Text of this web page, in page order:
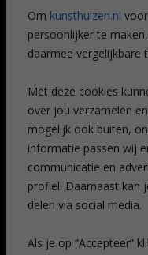
Om kunsthuizen.nl
persoonlijker te
daarmee vergelijkbare
Met deze cookies
over jou verzamelen
mogelijk ook buiten,
informatie passen wij
communicatie en
profiel. Daarnaast kan
delen via social media.
Als je op “Accepteer”
Veelgestelde vragen
CONTACT
Leiden
Amsterdam
Breda
Favorieten
Mijn art alert
NIEUWSBRIEF